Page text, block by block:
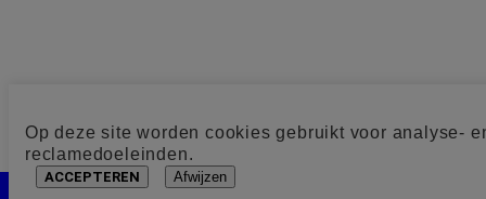
Op deze site worden cookies gebruikt voor analyse-
reclamedoeleinden.
ACCEPTEREN Afwijzen
Cookie toestemming